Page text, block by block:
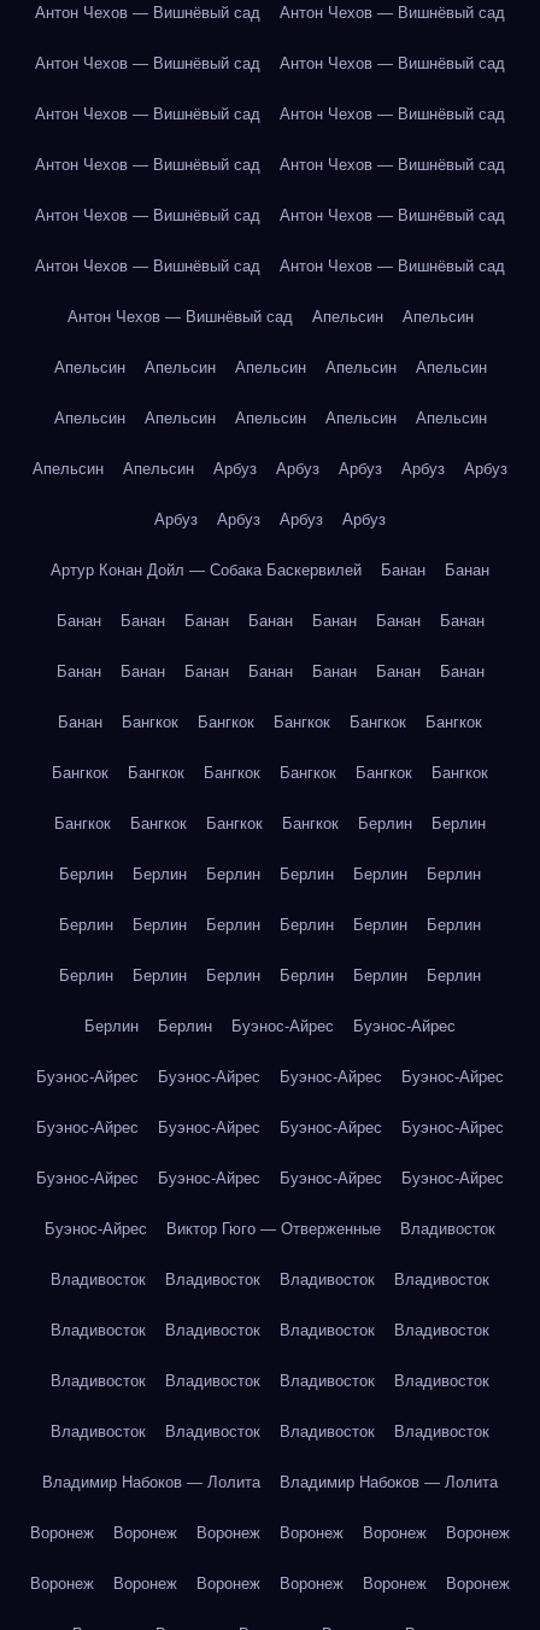
Антон Чехов — Вишнёвый сад Антон Чехов — Вишнёвый сад
Антон Чехов — Вишнёвый сад Антон Чехов — Вишнёвый сад
Антон Чехов — Вишнёвый сад Антон Чехов — Вишнёвый сад
Антон Чехов — Вишнёвый сад Антон Чехов — Вишнёвый сад
Антон Чехов — Вишнёвый сад Антон Чехов — Вишнёвый сад
Антон Чехов — Вишнёвый сад Антон Чехов — Вишнёвый сад
Антон Чехов — Вишнёвый сад Апельсин Апельсин
Апельсин Апельсин Апельсин Апельсин Апельсин
Апельсин Апельсин Апельсин Апельсин Апельсин
Апельсин Апельсин Арбуз Арбуз Арбуз Арбуз Арбуз
Арбуз Арбуз Арбуз Арбуз
Артур Конан Дойл — Собака Баскервилей Банан Банан
Банан Банан Банан Банан Банан Банан Банан
Банан Банан Банан Банан Банан Банан Банан
Банан Бангкок Бангкок Бангкок Бангкок Бангкок
Бангкок Бангкок Бангкок Бангкок Бангкок Бангкок
Бангкок Бангкок Бангкок Бангкок Берлин Берлин
Берлин Берлин Берлин Берлин Берлин Берлин
Берлин Берлин Берлин Берлин Берлин Берлин
Берлин Берлин Берлин Берлин Берлин Берлин
Берлин Берлин Буэнос-Айрес Буэнос-Айрес
Буэнос-Айрес Буэнос-Айрес Буэнос-Айрес Буэнос-Айрес
Буэнос-Айрес Буэнос-Айрес Буэнос-Айрес Буэнос-Айрес
Буэнос-Айрес Буэнос-Айрес Буэнос-Айрес Буэнос-Айрес
Буэнос-Айрес Виктор Гюго — Отверженные Владивосток
Владивосток Владивосток Владивосток Владивосток
Владивосток Владивосток Владивосток Владивосток
Владивосток Владивосток Владивосток Владивосток
Владивосток Владивосток Владивосток Владивосток
Владимир Набоков — Лолита Владимир Набоков — Лолита
Воронеж Воронеж Воронеж Воронеж Воронеж Воронеж
Воронеж Воронеж Воронеж Воронеж Воронеж Воронеж